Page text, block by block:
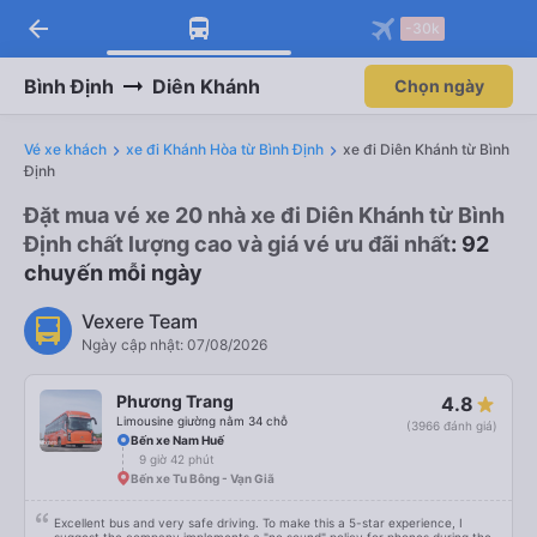
arrow_back -30k
Bình Định Diên Khánh Chọn ngày
Vé xe khách xe đi Khánh Hòa từ Bình Định
xe đi Diên Khánh từ Bình
Định
Đặt mua vé xe 20 nhà xe đi Diên Khánh từ Bình
Định chất lượng cao và giá vé ưu đãi nhất: 92
chuyến mỗi ngày
Vexere Team
Ngày cập nhật: 07/08/2026
Phương Trang
Limousine giường nằm 34 chỗ
4.8
(3966 đánh giá)
Bến xe Nam Huế
9 giờ 42 phút
Bến xe Tu Bông - Vạn Giã
Excellent bus and very safe driving. To make this a 5-star experience, I